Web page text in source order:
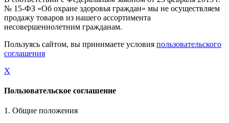
№ 15-ФЗ «Об охране здоровья граждан» мы не осуществляем
продажу товаров из нашего ассортимента
несовершеннолетним гражданам.
Пользуясь сайтом, вы принимаете условия пользовательского
соглашения
X
Пользовательское соглашение
1. Общие положения